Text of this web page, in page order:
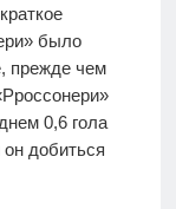
было
прежде чем
0,6 гола
добиться